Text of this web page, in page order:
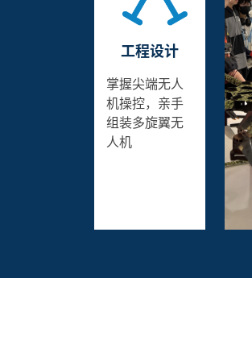
工程设计
掌握尖端无人
机操控，亲手
组装多旋翼无
人机